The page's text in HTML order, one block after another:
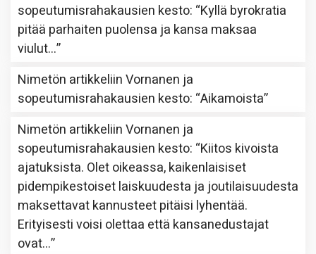
sopeutumisrahakausien kesto: “Kyllä byrokratia
pitää parhaiten puolensa ja kansa maksaa
viulut…”
Nimetön artikkeliinVornanen ja
sopeutumisrahakausien kesto: “Aikamoista”
Nimetön artikkeliinVornanen ja
sopeutumisrahakausien kesto: “Kiitos kivoista
ajatuksista. Olet oikeassa, kaikenlaisiset
pidempikestoiset laiskuudesta ja joutilaisuudesta
maksettavat kannusteet pitäisi lyhentää.
Erityisesti voisi olettaa että kansanedustajat
ovat…”